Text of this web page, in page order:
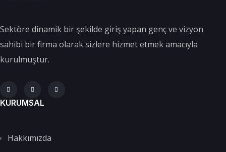
Sektöre dinamik bir şekilde giriş yapan genç ve vizyon
sahibi bir firma olarak sizlere hizmet etmek amacıyla
kurulmuştur.
KURUMSAL
Hakkımızda